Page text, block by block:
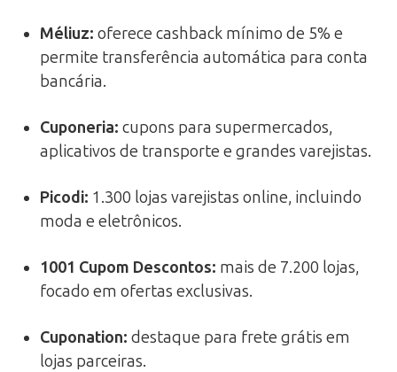
Méliuz: oferece cashback mínimo de 5% e
permite transferência automática para conta
bancária.
Cuponeria: cupons para supermercados,
aplicativos de transporte e grandes varejistas.
Picodi: 1.300 lojas varejistas online, incluindo
moda e eletrônicos.
1001 Cupom Descontos: mais de 7.200 lojas,
focado em ofertas exclusivas.
Cuponation: destaque para frete grátis em
lojas parceiras.